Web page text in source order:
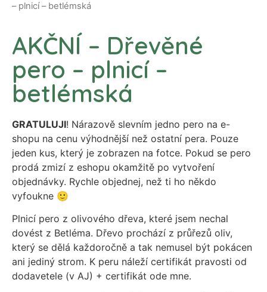
– plnicí – betlémská
AKČNÍ – Dřevěné
pero – plnicí –
betlémská
GRATULUJI! Nárazově slevním jedno pero na e-
shopu na cenu výhodnější než ostatní pera. Pouze
jeden kus, který je zobrazen na fotce. Pokud se pero
prodá zmizí z eshopu okamžitě po vytvoření
objednávky. Rychle objednej, než ti ho někdo
vyfoukne 🙂
Plnicí pero z olivového dřeva, které jsem nechal
dovést z Betléma. Dřevo prochází z průřezů oliv,
který se dělá každoročně a tak nemusel být pokácen
ani jediný strom. K peru náleží certifikát pravosti od
dodavetele (v AJ) + certifikát ode mne.